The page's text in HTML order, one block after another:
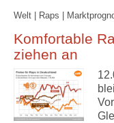
Welt | Raps |
Komfortable
ziehen an